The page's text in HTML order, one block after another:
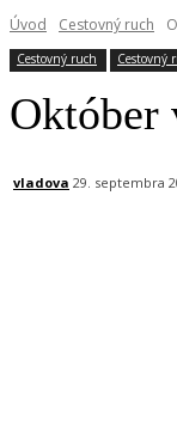
Úvod Cestovný ruch
Cestovný ruch Cestovný
Október
vladova 29. septembra